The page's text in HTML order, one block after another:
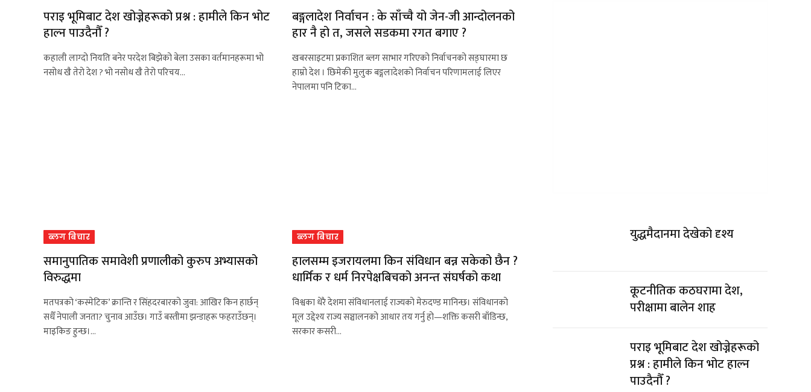
पराइ भूमिबाट देश खोज्नेहरूको प्रश्न : हामीले किन भोट
हाल्न पाउदैनौँ ?
कहाली लाग्दो नियति बनेर परदेश बिझेको बेला उसका वर्तमानहरूमा भो
नसोध खै तेरो देश ? भो नसोध खै तेरो परिचय…
बङ्गलादेश निर्वाचन : के साँच्चै यो जेन-जी आन्दोलनको
हार नै हो त, जसले सडकमा रगत बगाए ?
खबरसाइटमा प्रकाशित ब्लग साभार गरिएको निर्वाचनको सङ्घारमा छ
हाम्रो देश । छिमेकी मुलुक बङ्गलादेशको निर्वाचन परिणामलाई लिएर
नेपालमा पनि टिका…
ब्लग बिचार
समानुपातिक समावेशी प्रणालीको कुरुप अभ्यासको
विरुद्धमा
मतपत्रको ‘कस्मेटिक’ क्रान्ति र सिंहदरबारको जुवा: आखिर किन हार्छन्
सधैँ नेपाली जनता? चुनाव आउँछ। गाउँ बस्तीमा झन्डाहरू फहराउँछन्।
माइकिङ हुन्छ।…
ब्लग बिचार
हालसम्म इजरायलमा किन संविधान बन्न सकेको छैन ?
धार्मिक र धर्म निरपेक्षबिचको अनन्त संघर्षको कथा
विश्वका धेरै देशमा संविधानलाई राज्यको मेरुदण्ड मानिन्छ। संविधानको
मूल उद्देश्य राज्य सञ्चालनको आधार तय गर्नु हो—शक्ति कसरी बाँडिन्छ,
सरकार कसरी…
युद्धमैदानमा देखेको दृश्य
कूटनीतिक कठघरामा देश,
परीक्षामा बालेन शाह
पराइ भूमिबाट देश खोज्नेहरूको
प्रश्न : हामीले किन भोट हाल्न
पाउदैनौँ ?